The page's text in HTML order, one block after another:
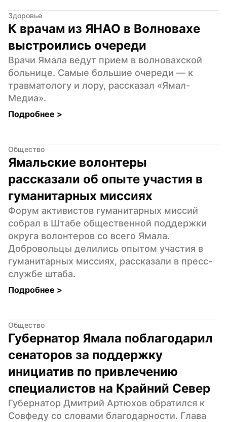
Здоровье
К врачам из ЯНАО в Волновахе
выстроились очереди
Врачи Ямала ведут прием в волновахской
больнице. Самые большие очереди — к
травматологу и лору, рассказал «Ямал-
Медиа».
Подробнее >
Общество
Ямальские волонтеры
рассказали об опыте участия в
гуманитарных миссиях
Форум активистов гуманитарных миссий
собрал в Штабе общественной поддержки
округа волонтеров со всего Ямала.
Добровольцы делились опытом участия в
гуманитарных миссиях, рассказали в пресс-
службе штаба.
Подробнее >
Общество
Губернатор Ямала поблагодарил
сенаторов за поддержку
инициатив по привлечению
специалистов на Крайний Север
Губернатор Дмитрий Артюхов обратился к
Совфеду со словами благодарности. Глава